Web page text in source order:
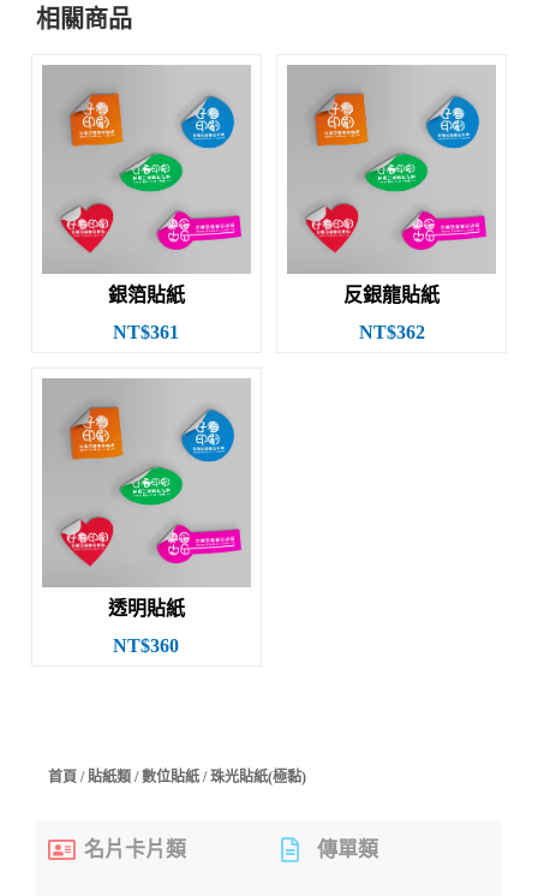
相關商品
銀箔貼紙
NT$361
反銀龍貼紙
NT$362
透明貼紙
NT$360
首頁 /貼紙類/數位貼紙/ 珠光貼紙(極黏)
名片卡片類 傳單類